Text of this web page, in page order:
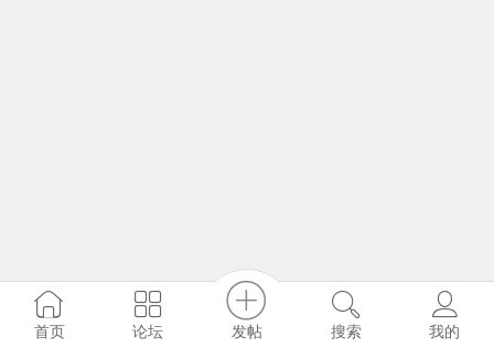
首页 论坛 发帖 搜索 我的